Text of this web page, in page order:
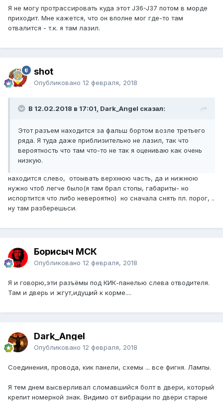
Я не могу протрассировать куда этот J36-J37 потом в морде
приходит. Мне кажется, что он вполне мог где-то там
отвалится - т.к. я там лазил.
shot
Опубликовано 12 февраля, 2018
В 12.02.2018 в 17:01, Dark_Angel сказал:
Этот разъем находится за фальш бортом возле третьего
ряда. Я туда даже приблизительно не лазил, так что
вероятность что там что-то не так я оцениваю как очень
низкую.
находится слево, отоывать верхнюю часть, да и нижнюю
нужно чтоб легче было(я там брал стопы, габариты- но
испортится что либо невероятно) но сначала снять пл. порог, ..
ну там разберешьси.
Борисыч МСК
Опубликовано 12 февраля, 2018
Я и говорю,эти разъёмы под КИК-панелью слева отводителя.
Там и дверь и жгут,идущий к корме....
Dark_Angel
Опубликовано 12 февраля, 2018
Соединения, провода, кик панели, схемы ... все фигня. Лампы.
Я тем днем высверливал сломавшийся болт в двери, который
крепит номерной знак. Видимо от вибрации по двери старые